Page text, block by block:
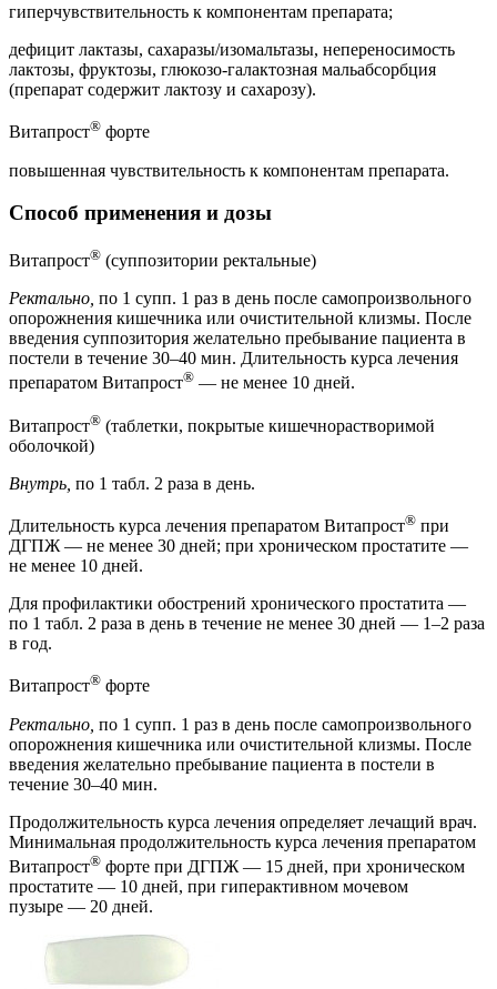
гиперчувствительность к компонентам препарата;
дефицит лактазы, сахаразы/изомальтазы, непереносимость
лактозы, фруктозы, глюкозо-галактозная мальабсорбция
(препарат содержит лактозу и сахарозу).
Витапрост® форте
повышенная чувствительность к компонентам препарата.
Способ применения и дозы
Витапрост® (суппозитории ректальные)
Ректально, по 1 супп. 1 раз в день после самопроизвольного
опорожнения кишечника или очистительной клизмы. После
введения суппозитория желательно пребывание пациента в
постели в течение 30–40 мин. Длительность курса лечения
препаратом Витапрост® — не менее 10 дней.
Витапрост® (таблетки, покрытые кишечнорастворимой
оболочкой)
Внутрь, по 1 табл. 2 раза в день.
Длительность курса лечения препаратом Витапрост® при
ДГПЖ — не менее 30 дней; при хроническом простатите —
не менее 10 дней.
Для профилактики обострений хронического простатита —
по 1 табл. 2 раза в день в течение не менее 30 дней — 1–2 раза
в год.
Витапрост® форте
Ректально, по 1 супп. 1 раз в день после самопроизвольного
опорожнения кишечника или очистительной клизмы. После
введения желательно пребывание пациента в постели в
течение 30–40 мин.
Продолжительность курса лечения определяет лечащий врач.
Минимальная продолжительность курса лечения препаратом
Витапрост® форте при ДГПЖ — 15 дней, при хроническом
простатите — 10 дней, при гиперактивном мочевом
пузыре — 20 дней.